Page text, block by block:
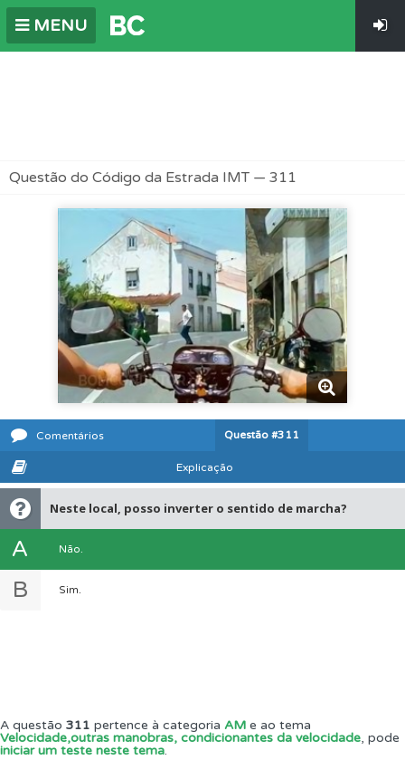
MENU
Questão do Código da Estrada IMT — 311
Comentários Questão #311
Explicação
Neste local, posso inverter o sentido de marcha?
A Não.
B Sim.
A questão 311 pertence à categoria AM e ao tema
Velocidade,outras manobras, condicionantes da velocidade, pode
iniciar um teste neste tema.